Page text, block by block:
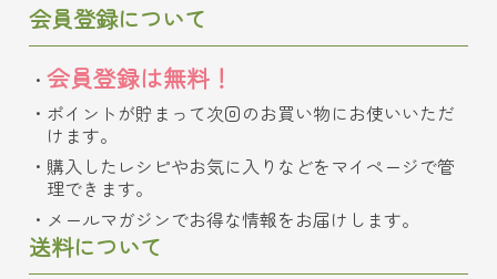
会員登録について
会員登録は無料！
ポイントが貯まって次回のお買い物にお使いいただ
けます。
購入したレシピやお気に入りなどをマイページで管
理できます。
メールマガジンでお得な情報をお届けします。
送料について